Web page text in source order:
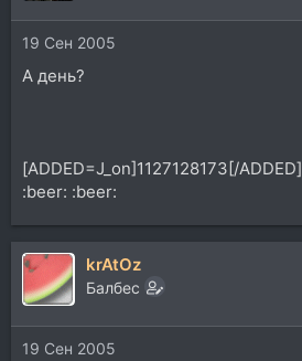
19 Сен 2005
А день?
[ADDED=J_on]1127128173[/ADDED]
:beer: :beer:
krAtOz
Балбес
19 Сен 2005